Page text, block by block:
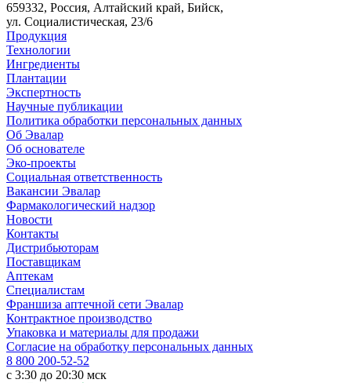
659332, Россия, Алтайский край, Бийск,
ул. Социалистическая, 23/6
Продукция
Технологии
Ингредиенты
Плантации
Экспертность
Научные публикации
Политика обработки персональных данных
Об Эвалар
Об основателе
Эко-проекты
Социальная ответственность
Вакансии Эвалар
Фармакологический надзор
Новости
Контакты
Дистрибьюторам
Поставщикам
Аптекам
Специалистам
Франшиза аптечной сети Эвалар
Контрактное производство
Упаковка и материалы для продажи
Согласие на обработку персональных данных
8 800 200-52-52
c 3:30 до 20:30 мск